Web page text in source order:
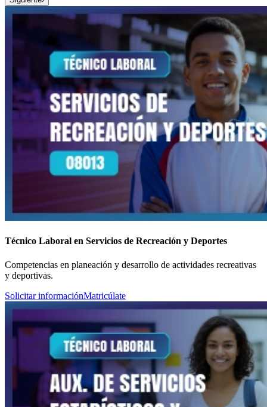
Técnico Laboral en Servicios de Recreación y Deportes
Competencias en planeación y desarrollo de actividades recreativas
y deportivas.
Solicitar informaciónMatricúlate